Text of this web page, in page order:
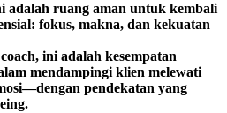
adalah ruang aman untuk kembali
fokus, makna, dan kekuatan
ini adalah kesempatan
mendampingi klien melewati
pendekatan yang